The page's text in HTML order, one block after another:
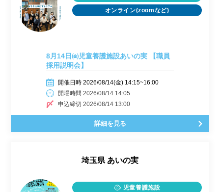
オンライン(zoomなど)
8月14日㈮児童養護施設あいの実 【職員
採用説明会】
開催日時 2026/08/14(金) 14:15~16:00
開場時間 2026/08/14 14:05
申込締切 2026/08/14 13:00
詳細を見る
埼玉県 あいの実
児童養護施設